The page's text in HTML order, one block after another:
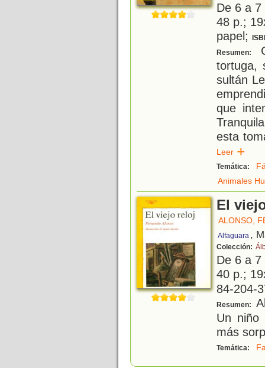
De 6 a
48 p.;
papel;
Resumen:
tortuga,
sultán
que
esta
Leer
Temática:
Animales
El
ALONSO,
Alfaguara ,
Colección:
De 6 a
40 p.;
84-204-
Resumen:
Un niño
más
Temática: